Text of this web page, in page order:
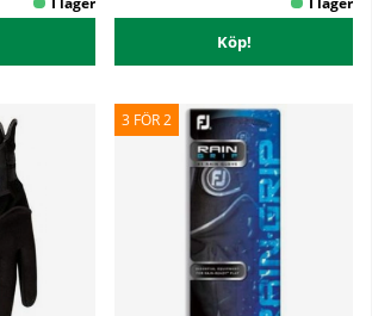
Köp!
3 FÖR 2